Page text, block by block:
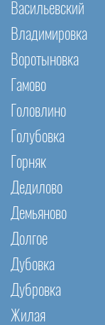
Васильевский
Владимировка
Воротыновка
Гамово
Головлино
Голубовка
Горняк
Дедилово
Демьяново
Долгое
Дубовка
Дубровка
Жилая